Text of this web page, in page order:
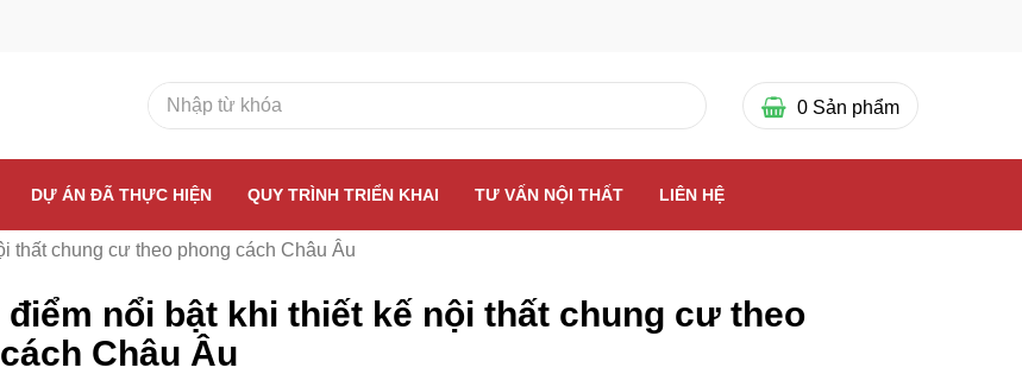
điểm nổi bật khi thiết kế nội thất chung cư theo
Châu Âu
0 Sản phẩm
DỰ ÁN ĐÃ THỰC HIỆN QUY TRÌNH TRIỂN KHAI TƯ VẤN NỘI THẤT LIÊN HỆ
thất chung cư theo phong cách Châu Âu